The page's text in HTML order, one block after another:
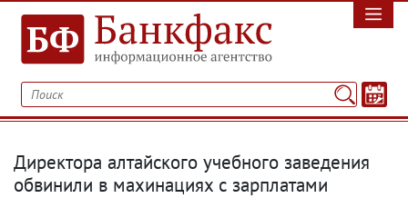
Директора алтайского учебного заведения
обвинили в махинациях с зарплатами